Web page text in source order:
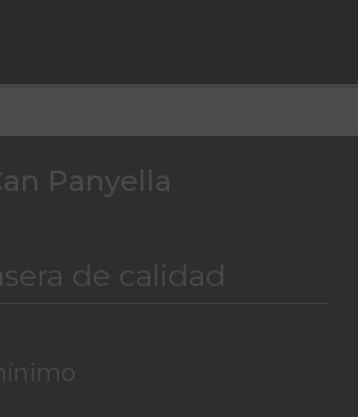
Panyella
de calidad